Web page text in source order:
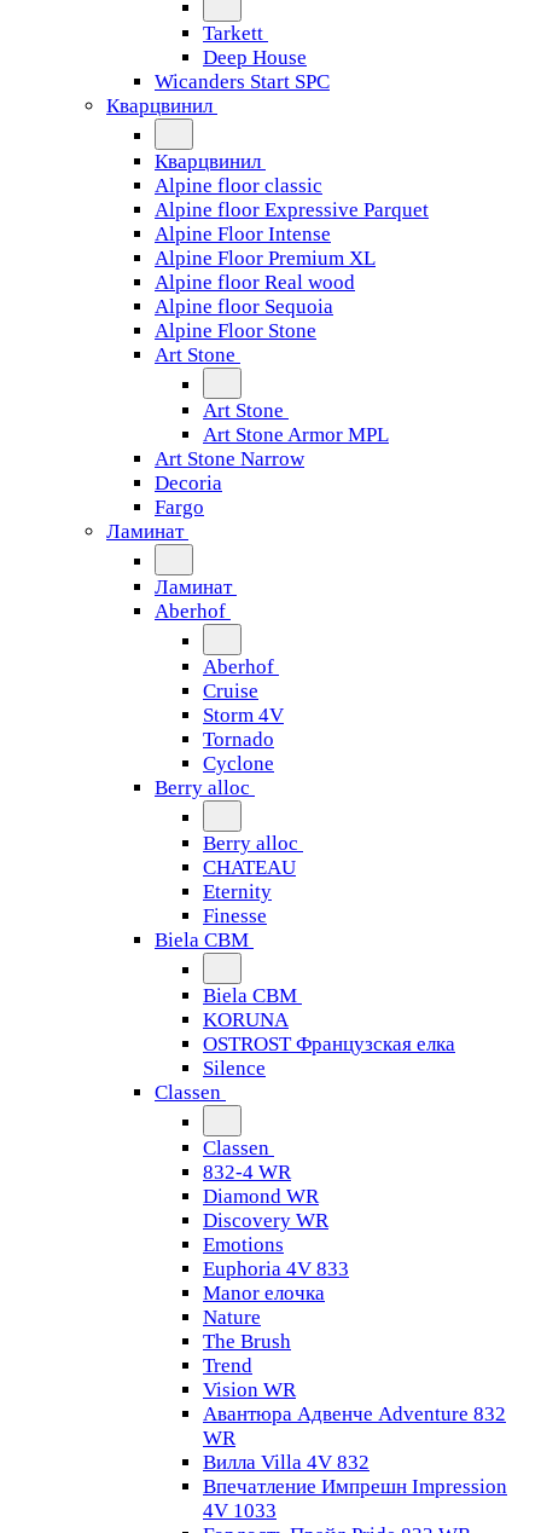
Tarkett
Deep House
Wicanders Start SPC
Кварцвинил
Кварцвинил
Alpine floor classic
Alpine floor Expressive Parquet
Alpine Floor Intense
Alpine Floor Premium XL
Alpine floor Real wood
Alpine floor Sequoia
Alpine Floor Stone
Art Stone
Art Stone
Art Stone Armor MPL
Art Stone Narrow
Decoria
Fargo
Ламинат
Ламинат
Aberhof
Aberhof
Cruise
Storm 4V
Tornado
Сyclone
Berry alloc
Berry alloc
CHATEAU
Eternity
Finesse
Biela CBM
Biela CBM
KORUNA
OSTROST Французская елка
Silence
Classen
Classen
832-4 WR
Diamond WR
Discovery WR
Emotions
Euphoria 4V 833
Manor елочка
Nature
The Brush
Trend
Vision WR
Авантюра Адвенче Adventure 832
WR
Вилла Villa 4V 832
Впечатление Импрешн Impression
4V 1033